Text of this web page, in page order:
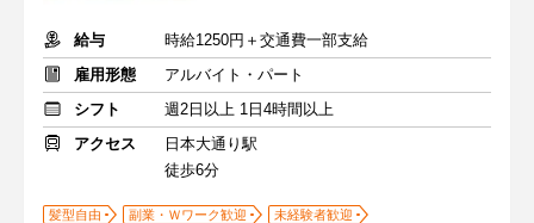
給与
時給1250円＋交通費一部支給
雇用形態
アルバイト・パート
シフト
週2日以上 1日4時間以上
アクセス
日本大通り駅
徒歩6分
髪型自由 副業・Ｗワーク歓迎
未経験者歓迎